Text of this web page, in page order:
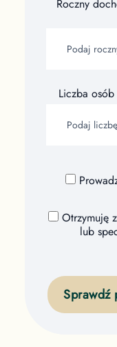
Roczny
Liczba
Otrzymuję
lub
Sprawdź